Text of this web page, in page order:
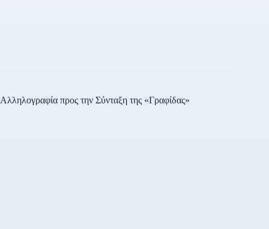
Αλληλογραφία προς την Σύνταξη της «Γραφίδας»